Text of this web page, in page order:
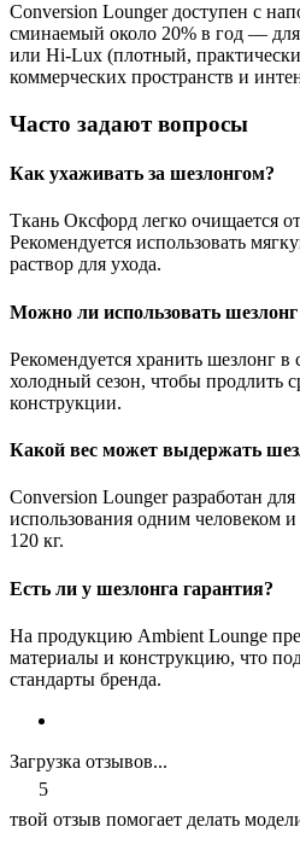
Conversion Lounger доступен с
сминаемый около 20% в год —
или Hi-Lux (плотный,
коммерческих пространств и
Часто задают вопросы
Как ухаживать за шезлонгом?
Ткань Оксфорд легко очищается
Рекомендуется использовать
раствор для ухода.
Можно ли использовать
Рекомендуется хранить шезлонг
холодный сезон, чтобы продлить
конструкции.
Какой вес может выдержать
Conversion Lounger разработан
использования одним человеком
120 кг.
Есть ли у шезлонга гарантия?
На продукцию Ambient Lounge
материалы и конструкцию, что
стандарты бренда.
Загрузка отзывов...
5
твой отзыв помогает делать